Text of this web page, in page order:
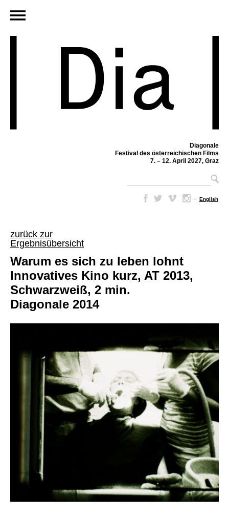
Diagonale
Festival des österreichischen Films
7. – 12. April 2027, Graz
– English
zurück zur
Ergebnisübersicht
Warum es sich zu leben lohnt
Innovatives Kino kurz, AT 2013,
Schwarzweiß, 2 min.
Diagonale 2014